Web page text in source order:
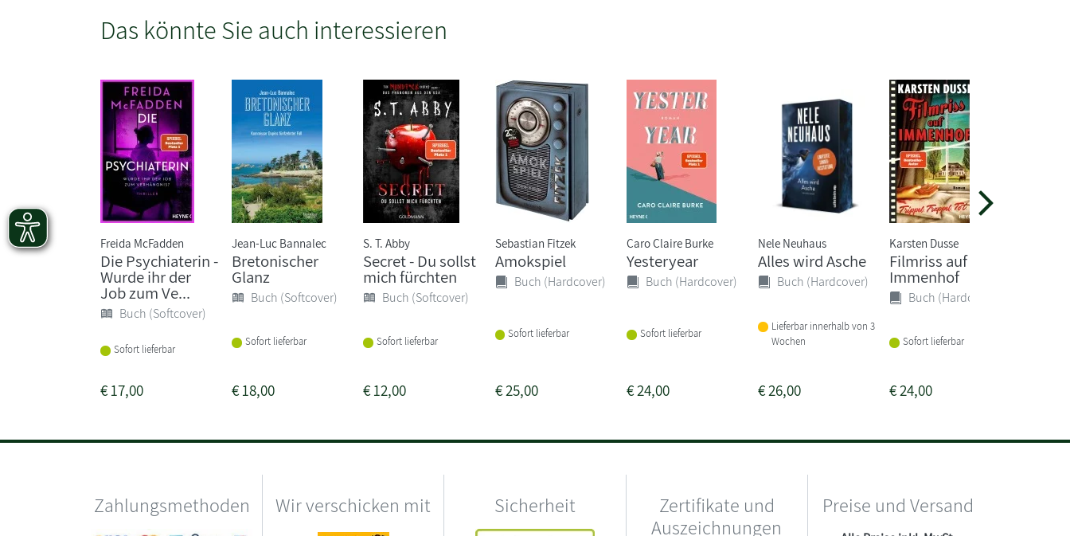
Das könnte Sie auch interessieren
Freida McFadden
Die Psychiaterin -
Wurde ihr der
Job zum Ve...
Buch (Softcover)
Sofort lieferbar
€17,00
Jean-Luc Bannalec
Bretonischer
Glanz
Buch (Softcover)
Sofort lieferbar
€18,00
S. T. Abby
Secret - Du sollst
mich fürchten
Buch (Softcover)
Sofort lieferbar
€12,00
Sebastian Fitzek
Amokspiel
Buch (Hardcover)
Sofort lieferbar
€25,00
Caro Claire Burke
Yesteryear
Buch (Hardcover)
Sofort lieferbar
€24,00
Nele Neuhaus
Alles wird Asche
Buch (Hardcover)
Lieferbar innerhalb von 3
Wochen
€26,00
Karsten Dusse
Filmriss auf
Immenhof
Buch (Hardcover)
Sofort lieferbar
€24,00
Zahlungsmethoden Wir verschicken mit Sicherheit
Zertifikate und
Auszeichnungen
Preise und Versand